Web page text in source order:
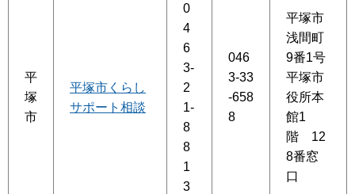
平
塚
市
平塚市くらし
サポート相談
0
4
6
3-
2
1-
8
8
1
3
046
3-33
-658
8
平塚市
浅間町
9番1号
平塚市
役所本
館1
階 12
8番窓
口